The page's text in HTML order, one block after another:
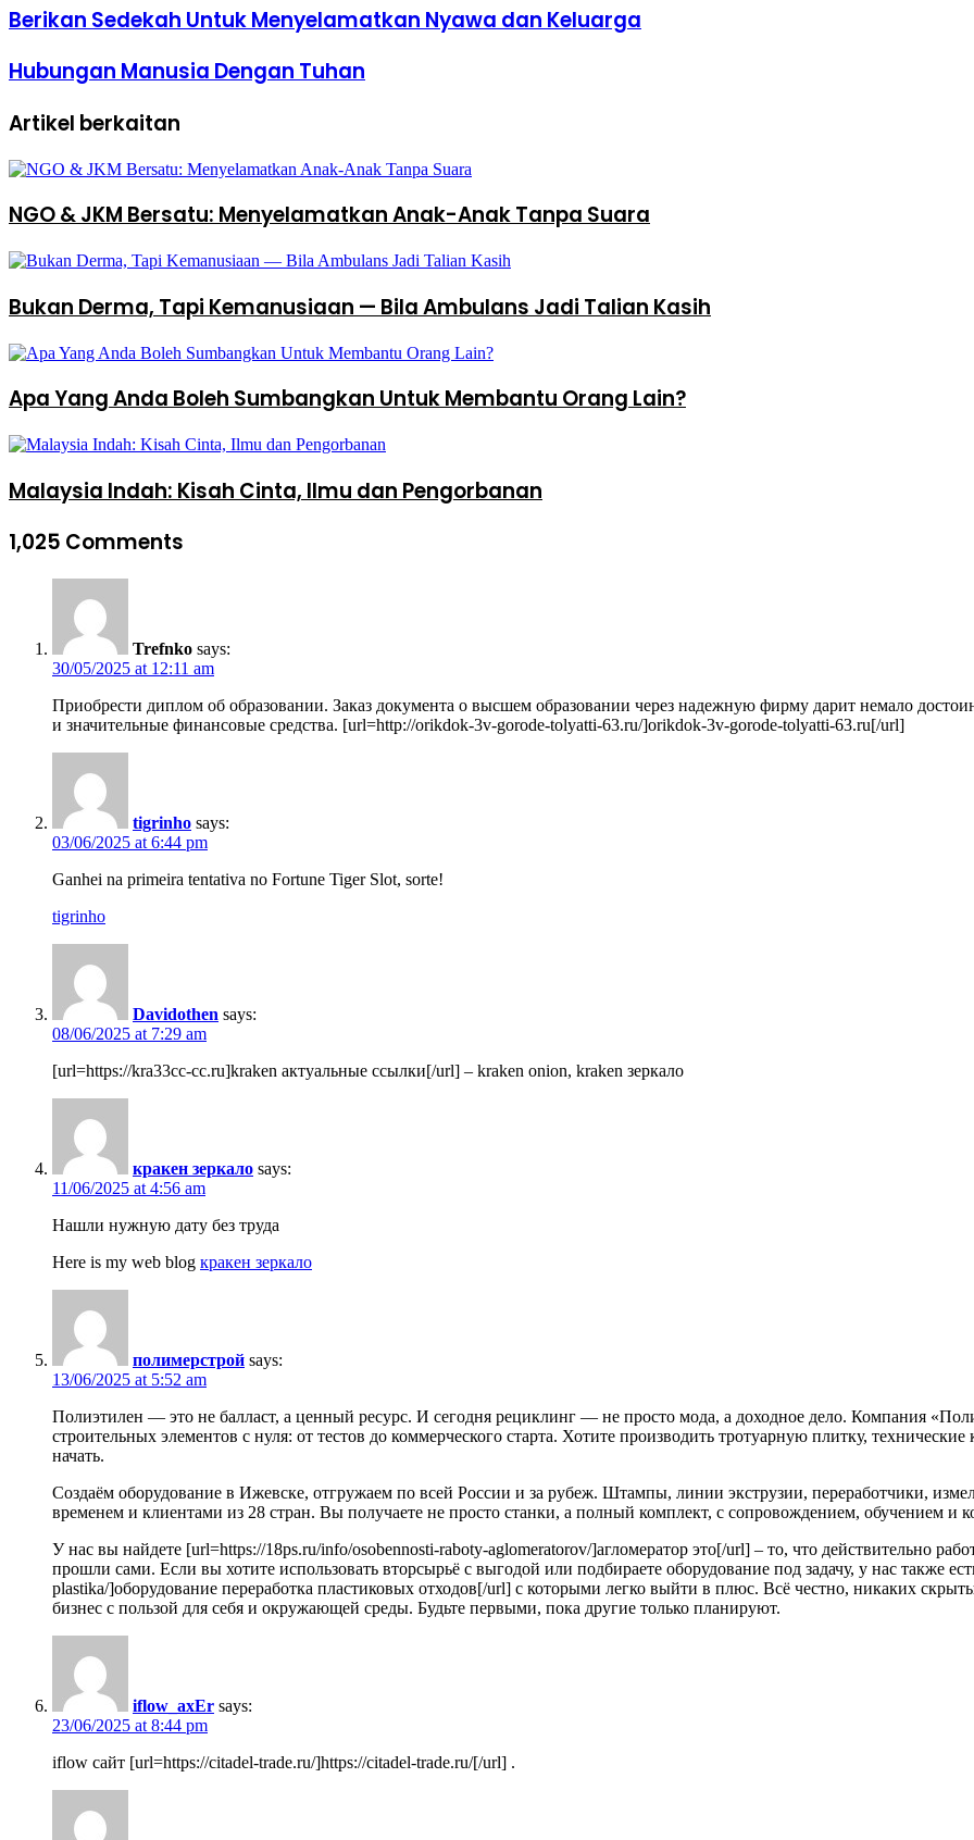
via
Email
Berikan Sedekah Untuk Menyelamatkan Nyawa dan Keluarga
Hubungan Manusia Dengan Tuhan
Artikel berkaitan
NGO & JKM Bersatu: Menyelamatkan Anak-Anak Tanpa Suara
Bukan Derma, Tapi Kemanusiaan — Bila Ambulans Jadi Talian Kasih
Apa Yang Anda Boleh Sumbangkan Untuk Membantu Orang Lain?
Malaysia Indah: Kisah Cinta, Ilmu dan Pengorbanan
1,025 Comments
Trefnko says:
30/05/2025 at 12:11 am
Приобрести диплом об образовании. Заказ документа о высшем образовании через надежную фирму дарит немало
и значительные финансовые средства. [url=http://orikdok-3v-gorode-tolyatti-63.ru/]orikdok-3v-gorode-tolyatti-63.ru[/url]
tigrinho says:
03/06/2025 at 6:44 pm
Ganhei na primeira tentativa no Fortune Tiger Slot, sorte!
tigrinho
Davidothen says:
08/06/2025 at 7:29 am
[url=https://kra33cc-cc.ru]kraken актуальные ссылки[/url] – kraken onion, kraken зеркало
кракен зеркало says:
11/06/2025 at 4:56 am
Нашли нужную дату без труда
Here is my web blog кракен зеркало
полимерстрой says:
13/06/2025 at 5:52 am
Полиэтилен — это не балласт, а ценный ресурс. И сегодня рециклинг — не просто мода, а доходное дело. Компания
строительных элементов с нуля: от тестов до коммерческого старта. Хотите производить тротуарную плитку,
начать.
Создаём оборудование в Ижевске, отгружаем по всей России и за рубеж. Штампы, линии экструзии, переработчики,
временем и клиентами из 28 стран. Вы получаете не просто станки, а полный комплект, с сопровождением, обучением и
У нас вы найдете [url=https://18ps.ru/info/osobennosti-raboty-aglomeratorov/]агломератор это[/url] – то, что действительно
прошли сами. Если вы хотите использовать вторсырьё с выгодой или подбираете оборудование под задачу, у нас также
plastika/]оборудование переработка пластиковых отходов[/url] с которыми легко выйти в плюс. Всё честно, никаких
бизнес с пользой для себя и окружающей среды. Будьте первыми, пока другие только планируют.
iflow_axEr says:
23/06/2025 at 8:44 pm
iflow сайт [url=https://citadel-trade.ru/]https://citadel-trade.ru/[/url] .